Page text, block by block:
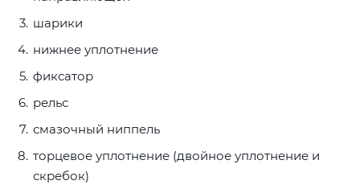
шарики
нижнее уплотнение
фиксатор
рельс
смазочный ниппель
торцевое уплотнение (двойное уплотнение и
скребок)